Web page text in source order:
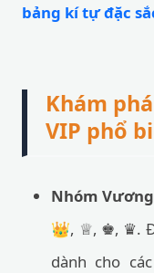
bảng kí tự đặc
Khám
VIP phổ
Nhóm
👑, ♕, ♚, ♛.
dành cho